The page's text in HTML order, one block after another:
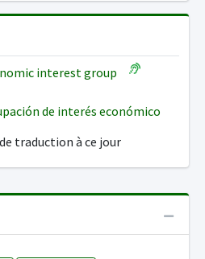
interest group
de interés económico
traduction à ce jour